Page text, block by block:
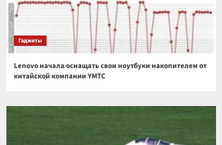
Гаджеты
Lenovo начала оснащать свои ноутбуки накопителем от
китайской компании YMTC